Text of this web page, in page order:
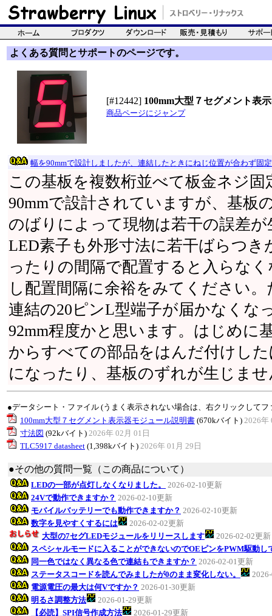
よくある質問とサポートのページです。
[#12442] 100mm大型７セグメント表
商品ページにジャンプ
幅を90mmで設計しましたが、連結したときにねじ位置が合わず固
この基板を複数桁並べて板金ネジ
90mmで設計されていますが、基板
のばりによって現物は若干の誤差
LED素子も外形寸法に若干ばらつき
ったりの間隔で配置すると入らな
し配置間隔に余裕をみてください
連結の20ピンL型端子が届かなくな
92mm程度かと思います。はじめに
からすべての部品をはんだ付けし
になったり、基板のずれが生じませ
●データシート・ファイル (うまく表示されない場合は、右クリックして
100mm大型７セグメント表示器モジュール説明書 (670kバイト) 2026年
寸法図 (92kバイト) 2026年 02月 01日
TLC5917 datasheet (1,398kバイト) 2026年 01月 29日
●その他の質問一覧（この商品について）
LEDの一部が点灯しなくなりました。
2026-02-10更新
24Vで動作できますか？ 2026-02-10更新
モバイルバッテリーでも動作できますか？ 2026-02-10更新
数字を見やすくするには
2026-02-02更新
大型の7セグLEDモジュールをリリースします
2026-02-02更新
スペシャルモードに入ることができないのでOEピンをPWM駆動し
同一色ではなく異なる色で連結もできますか？ 2026-02-01更新
ステータスコードを読んでみましたが0のまま変化しない。
電源電圧の最大は何Vですか？ 2026-01-30更新
明るさ調整方法
2026-01-29更新
【必読】SPI信号作成方法
2026-01-29更新